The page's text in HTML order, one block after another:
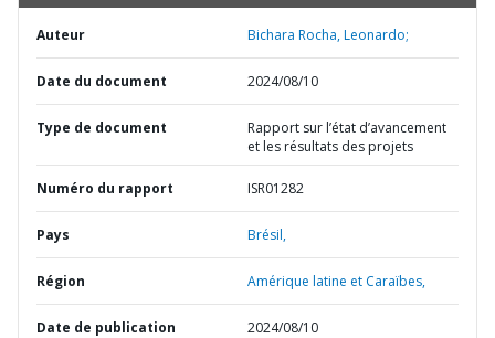
Auteur Bichara Rocha, Leonardo;
Date du document 2024/08/10
Type de document
Rapport sur l’état d’avancement
et les résultats des projets
Numéro du rapport ISR01282
Pays Brésil,
Région Amérique latine et Caraïbes,
Date de publication 2024/08/10